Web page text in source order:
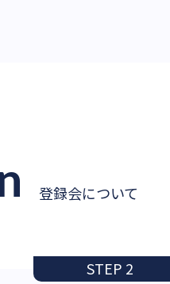
登録会について
STEP 2